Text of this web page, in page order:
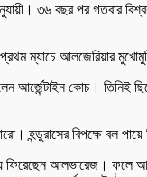
৩৬ বছর পর গতবার
ম্যাচে আলজেরিয়ার
আর্জেন্টাইন কোচ।
হন্ডুরাসের বিপক্ষে বল
ফিরেছেন আলভারেজ। ফলে